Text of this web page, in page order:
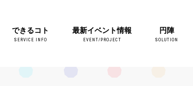
できるコト
SERVICE INFO
最新イベント情報
EVENT/PROJECT
円陣
SOLUTION